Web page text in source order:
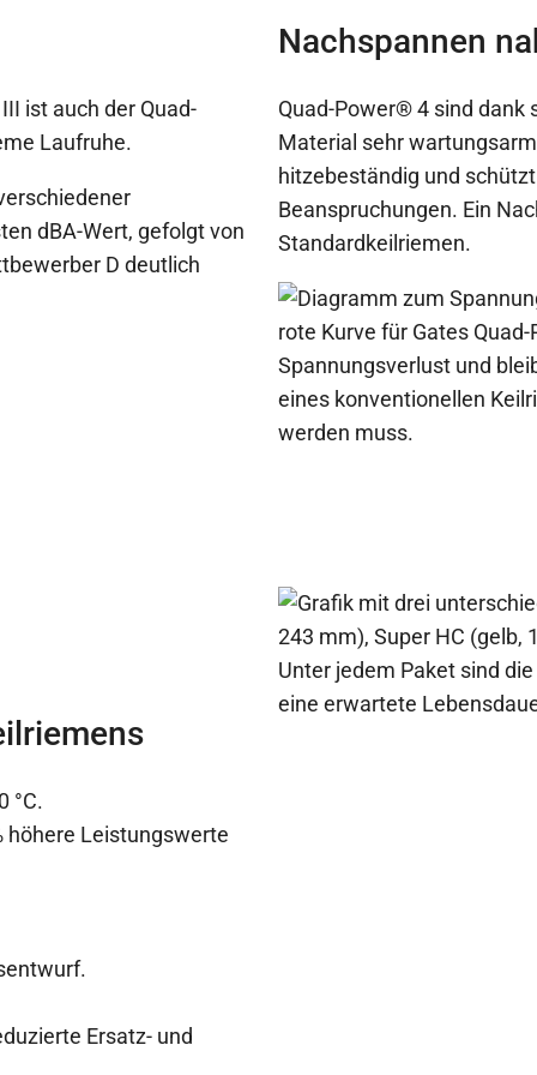
ist auch der Quad-
Laufruhe.
Nachspannen
Quad-Power® 4 sind dank
Material sehr
hitzebeständig und
Beanspruchungen. Ein
Standardkeilriemen.
°C.
höhere Leistungswerte
Ersatz- und